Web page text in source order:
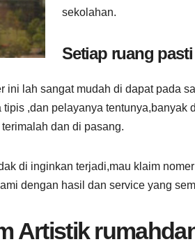
sekolahan.
Setiap ruang
ini lah sangat mudah di dapat pada
,dan pelayanya
dan di pasang.
di inginkan terjadi,mau klaim
dengan hasil dan service yang
Artistik